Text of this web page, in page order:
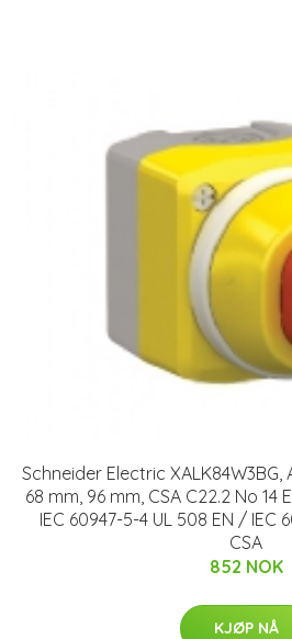
Schneider Electric XALK84W3BG,
68 mm, 96 mm, CSA C22.2 No 14
IEC 60947-5-4 UL 508 EN / IEC
CSA
852 NOK
KJØP NÅ